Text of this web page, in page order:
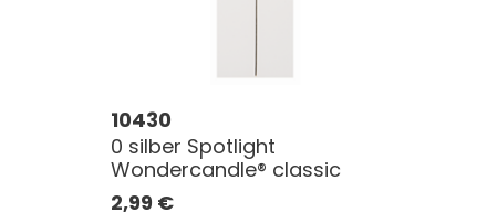
10430
0 silber Spotlight
Wondercandle® classic
2,99 €